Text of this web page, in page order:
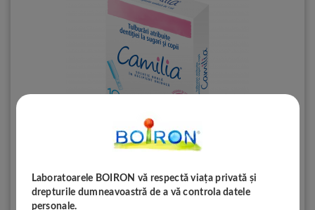
SĂ DESCOPERIM CAMILIA
Laboratoarele BOIRON vă respectă viața privată și
drepturile dumneavoastră de a vă controla datele
personale.